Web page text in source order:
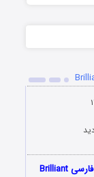
دانلود رایگان سریال ذهن های نابغه با زیرنویس فارسی Brilliant